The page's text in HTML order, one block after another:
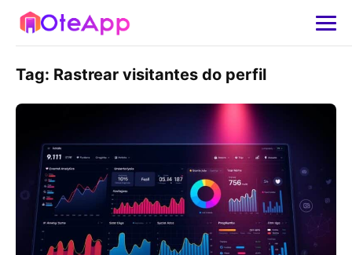
Tag: Rastrear visitantes do perfil